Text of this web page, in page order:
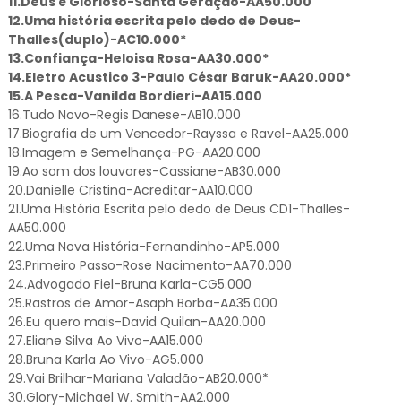
12.Uma história escrita pelo dedo de Deus-
Thalles(duplo)-AC10.000*
13.Confiança-Heloisa Rosa-AA30.000*
14.Eletro Acustico 3-Paulo César Baruk-AA20.000*
15.A Pesca-Vanilda Bordieri-AA15.000
16.Tudo Novo-Regis Danese-AB10.000
17.Biografia de um Vencedor-Rayssa e Ravel-AA25.000
18.Imagem e Semelhança-PG-AA20.000
19.Ao som dos louvores-Cassiane-AB30.000
20.Danielle Cristina-Acreditar-AA10.000
21.Uma História Escrita pelo dedo de Deus CD1-Thalles-
AA50.000
22.Uma Nova História-Fernandinho-AP5.000
23.Primeiro Passo-Rose Nacimento-AA70.000
24.Advogado Fiel-Bruna Karla-CG5.000
25.Rastros de Amor-Asaph Borba-AA35.000
26.Eu quero mais-David Quilan-AA20.000
27.Eliane Silva Ao Vivo-AA15.000
28.Bruna Karla Ao Vivo-AG5.000
29.Vai Brilhar-Mariana Valadão-AB20.000*
30.Glory-Michael W. Smith-AA2.000